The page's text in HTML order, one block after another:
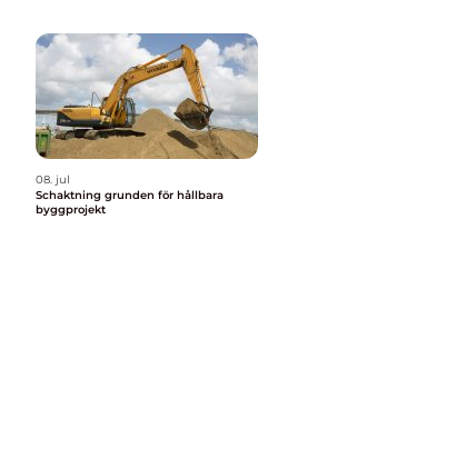
08. jul
Schaktning grunden för hållbara
byggprojekt